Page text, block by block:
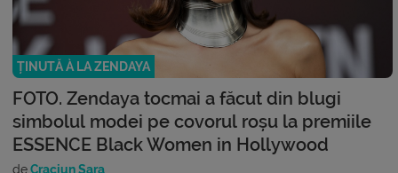
ȚINUTĂ À LA ZENDAYA
FOTO. Zendaya tocmai a făcut din blugi
simbolul modei pe covorul roșu la premiile
ESSENCE Black Women in Hollywood
deCraciun Sara